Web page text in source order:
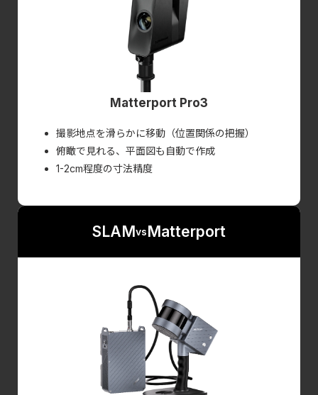
Matterport Pro3
撮影地点を滑らかに移動（位置関係の把握）
俯瞰で見れる、平面図も自動で作成
1-2cm程度の寸法精度
SLAMvsMatterport